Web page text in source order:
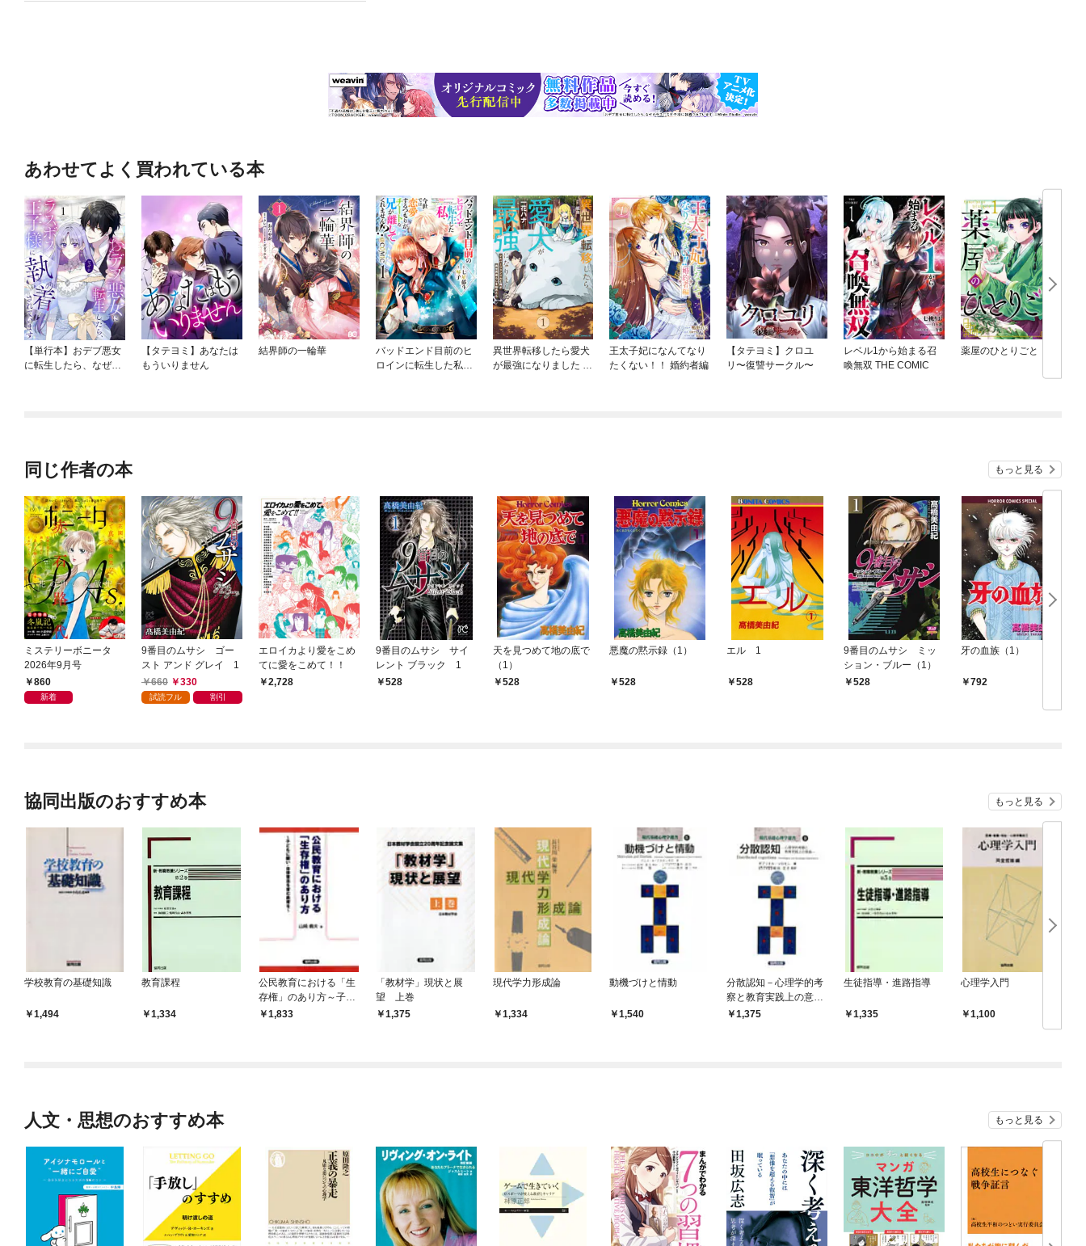
あわせてよく買われている本
【単行本】おデブ悪女
に転生したら、なぜか
【タテヨミ】あなたは
もういりません
結界師の一輪華
バッドエンド目前のヒ
ロインに転生した私、
異世界転移したら愛犬
が最強になりました ～
王太子妃になんてなり
たくない！！ 婚約者編
【タテヨミ】クロユ
リ〜復讐サークル〜
レベル1から始まる召
喚無双 THE COMIC
薬屋のひとりごと
同じ作者の本 もっと見る
ミステリーボニータ
2026年9月号
860
新着
9番目のムサシ ゴー
スト アンド グレイ 1
660
330
試読フル 割引
エロイカより愛をこめ
てに愛をこめて！！
2,728
9番目のムサシ サイ
レント ブラック 1
528
天を見つめて地の底で
（1）
528
悪魔の黙示録（1）
528
エル 1
528
9番目のムサシ ミッ
ション・ブルー（1）
528
牙の血族（1）
792
協同出版のおすすめ本 もっと見る
学校教育の基礎知識
1,494
教育課程
1,334
公民教育における「生
存権」のあり方～子ど
もに願い・自律意志を
1,833
「教材学」現状と展
望 上巻
1,375
現代学力形成論
1,334
動機づけと情動
1,540
分散認知－心理学的考
察と教育実践上の意義
－1,375
生徒指導・進路指導
1,335
心理学入門
1,100
人文・思想のおすすめ本 もっと見る